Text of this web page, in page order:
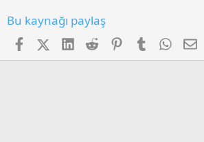
Bu kaynağı paylaş
FacebookX (Twitter)
LinkedIn
Reddit PinterestTumblr